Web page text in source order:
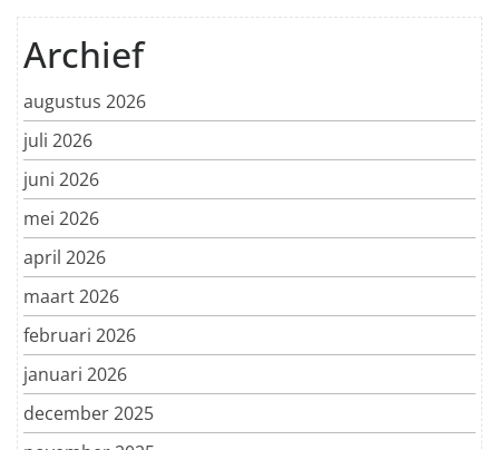
Archief
augustus 2026
juli 2026
juni 2026
mei 2026
april 2026
maart 2026
februari 2026
januari 2026
december 2025